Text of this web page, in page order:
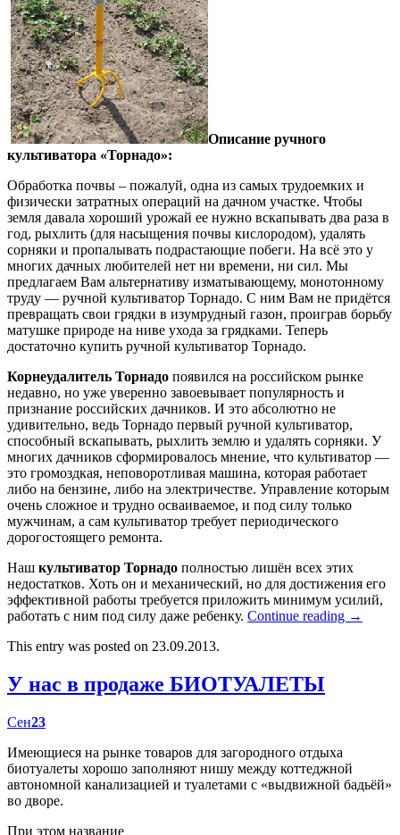
Описание ручного
культиватора «Торнадо»:
Обработка почвы – пожалуй, одна из самых трудоемких и
физически затратных операций на дачном участке. Чтобы
земля давала хороший урожай ее нужно вскапывать два раза в
год, рыхлить (для насыщения почвы кислородом), удалять
сорняки и пропалывать подрастающие побеги. На всё это у
многих дачных любителей нет ни времени, ни сил. Мы
предлагаем Вам альтернативу изматывающему, монотонному
труду — ручной культиватор Торнадо. С ним Вам не придётся
превращать свои грядки в изумрудный газон, проиграв борьбу
матушке природе на ниве ухода за грядками. Теперь
достаточно купить ручной культиватор Торнадо.
Корнеудалитель Торнадо появился на российском рынке
недавно, но уже уверенно завоевывает популярность и
признание российских дачников. И это абсолютно не
удивительно, ведь Торнадо первый ручной культиватор,
способный вскапывать, рыхлить землю и удалять сорняки. У
многих дачников сформировалось мнение, что культиватор —
это громоздкая, неповоротливая машина, которая работает
либо на бензине, либо на электричестве. Управление которым
очень сложное и трудно осваиваемое, и под силу только
мужчинам, а сам культиватор требует периодического
дорогостоящего ремонта.
Наш культиватор Торнадо полностью лишён всех этих
недостатков. Хоть он и механический, но для достижения его
эффективной работы требуется приложить минимум усилий,
работать с ним под силу даже ребенку. Continue reading →
This entry was posted on 23.09.2013.
У нас в продаже БИОТУАЛЕТЫ
Сен23
Имеющиеся на рынке товаров для загородного отдыха
биотуалеты хорошо заполняют нишу между коттеджной
автономной канализацией и туалетами с «выдвижной бадьёй»
во дворе.
При этом название